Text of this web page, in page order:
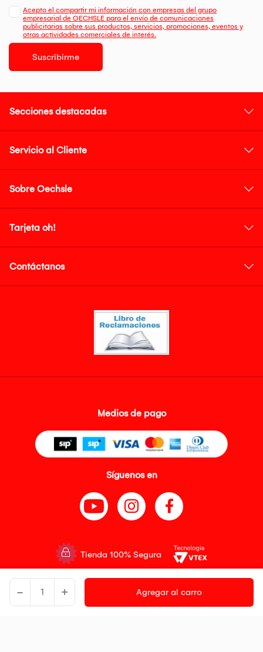
- + Agregar al carro
Acepto el compartir mi información con empresas del grupo
empresarial de OECHSLE para el envío de comunicaciones
publicitarias sobre sus productos, servicios, promociones, eventos y
otras actividades comerciales de interés.
Suscribirme
Secciones destacadas
Servicio al Cliente
Sobre Oechsle
Tarjeta oh!
Contáctanos
Medios de pago
Síguenos en
Tienda 100% Segura
Tiendas Peruanas S.A. R.U.C. Nº 20493020618. Todos los derechos
reservados. Av. Aviación 2405 Piso 3, San Borja
Precios disponibles solo en www.oechsle.pe. Precios online publicados
pueden incluir descuento adicional. Precios sujetos a variaciones sin